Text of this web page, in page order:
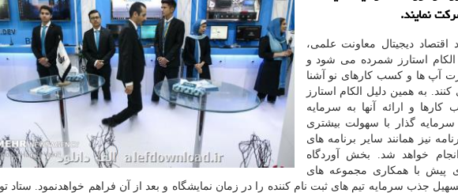
نمایند.
اقتصاد دیجیتال معاونت علمی،
الکام استارز شمرده می شود و
آپ ها و کسب کارهای نو آشنا
به همین دلیل الکام استارز
و ارائه آنها به سرمایه
گذار با سهولت بیشتری
نیز همانند سایر برنامه های
انجام خواهد شد. بخش آوردگاه
پیش با همکاری مجموعه های
جذب سرمایه تیم های ثبت نام کننده را در زمان نمایشگاه و بعد از آن فراهم خواهدنمود. ستاد